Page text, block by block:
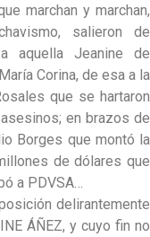
marchan y marchan,
salieron de
aquella Jeanine de
Corina, de esa a la
que se hartaron
en brazos de
Borges que montó la
de dólares que
a PDVSA…
delirantemente
ÁÑEZ, y cuyo fin no